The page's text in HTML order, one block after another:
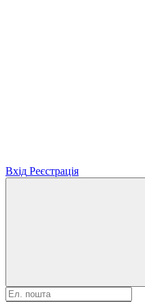
Вхід Реєстрація